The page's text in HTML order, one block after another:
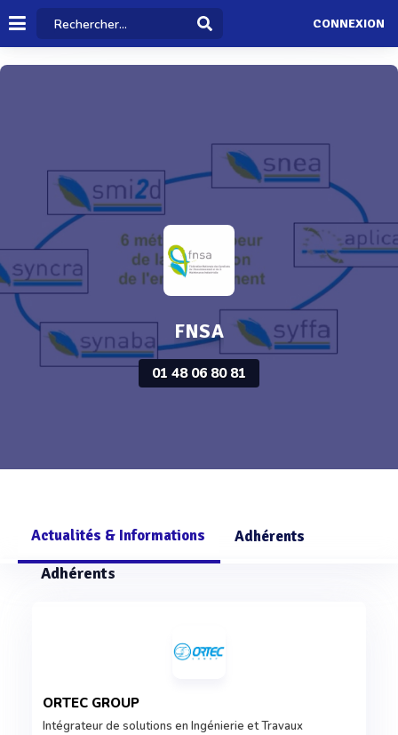
CONNEXION
FNSA
01 48 06 80 81
Actualités & Informations Adhérents
Adhérents
ORTEC GROUP
Intégrateur de solutions en Ingénierie et Travaux